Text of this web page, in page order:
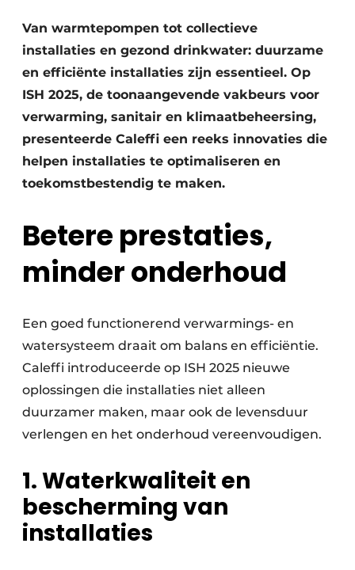
Vacature aanmelden
Vacatures
Video’s
Van warmtepompen tot collectieve
installaties en gezond drinkwater: duurzame
en efficiënte installaties zijn essentieel. Op
ISH 2025, de toonaangevende vakbeurs voor
verwarming, sanitair en klimaatbeheersing,
presenteerde Caleffi een reeks innovaties die
helpen installaties te optimaliseren en
toekomstbestendig te maken.
Betere prestaties,
minder onderhoud
Een goed functionerend verwarmings- en
watersysteem draait om balans en efficiëntie.
Caleffi introduceerde op ISH 2025 nieuwe
oplossingen die installaties niet alleen
duurzamer maken, maar ook de levensduur
verlengen en het onderhoud vereenvoudigen.
1. Waterkwaliteit en
bescherming van
installaties